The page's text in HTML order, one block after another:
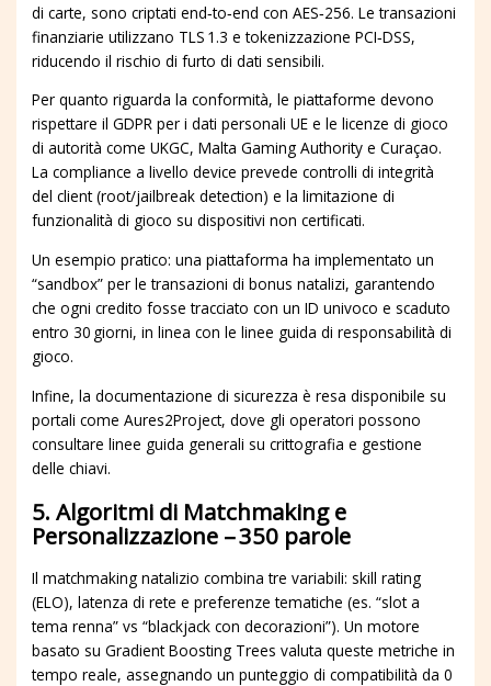
di carte, sono criptati end‑to‑end con AES‑256. Le transazioni
finanziarie utilizzano TLS 1.3 e tokenizzazione PCI‑DSS,
riducendo il rischio di furto di dati sensibili.
Per quanto riguarda la conformità, le piattaforme devono
rispettare il GDPR per i dati personali UE e le licenze di gioco
di autorità come UKGC, Malta Gaming Authority e Curaçao.
La compliance a livello device prevede controlli di integrità
del client (root/jailbreak detection) e la limitazione di
funzionalità di gioco su dispositivi non certificati.
Un esempio pratico: una piattaforma ha implementato un
“sandbox” per le transazioni di bonus natalizi, garantendo
che ogni credito fosse tracciato con un ID univoco e scaduto
entro 30 giorni, in linea con le linee guida di responsabilità di
gioco.
Infine, la documentazione di sicurezza è resa disponibile su
portali come Aures2Project, dove gli operatori possono
consultare linee guida generali su crittografia e gestione
delle chiavi.
5. Algoritmi di Matchmaking e
Personalizzazione – 350 parole
Il matchmaking natalizio combina tre variabili: skill rating
(ELO), latenza di rete e preferenze tematiche (es. “slot a
tema renna” vs “blackjack con decorazioni”). Un motore
basato su Gradient Boosting Trees valuta queste metriche in
tempo reale, assegnando un punteggio di compatibilità da 0